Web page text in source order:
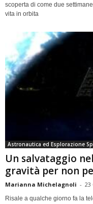
scoperta di come due
vita in orbita
Astronautica ed Esplorazione
Un salvataggio
gravità per non
Marianna Michelagnoli - 23
Risale a qualche giorno fa la